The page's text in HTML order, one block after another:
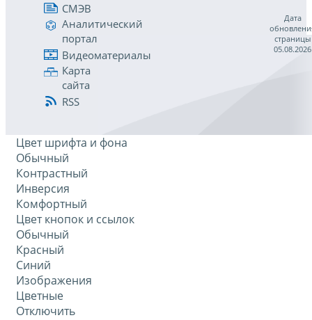
СМЭВ
Аналитический
портал
Видеоматериалы
Карта
сайта
RSS
Дата
страницы
05.08.2026
Цвет шрифта и фона
Обычный
Контрастный
Инверсия
Комфортный
Цвет кнопок и ссылок
Обычный
Красный
Синий
Изображения
Цветные
Отключить